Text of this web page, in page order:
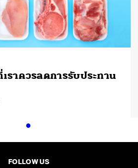
ราควรลดการรับประทาน
FOLLOW US